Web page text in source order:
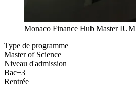
Monaco Finance Hub Master IUM
Type de programme
Master of Science
Niveau d'admission
Bac+3
Rentrée